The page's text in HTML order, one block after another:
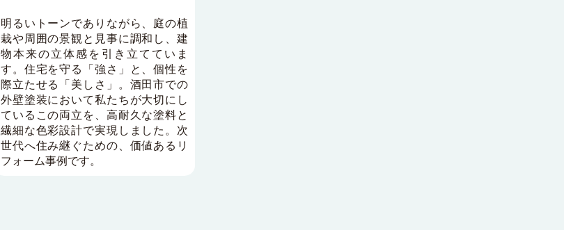
明るいトーンでありながら、庭の植
栽や周囲の景観と見事に調和し、建
物本来の立体感を引き立てていま
す。住宅を守る「強さ」と、個性を
際立たせる「美しさ」。酒田市での
外壁塗装において私たちが大切にし
ているこの両立を、高耐久な塗料と
繊細な色彩設計で実現しました。次
世代へ住み継ぐための、価値あるリ
フォーム事例です。